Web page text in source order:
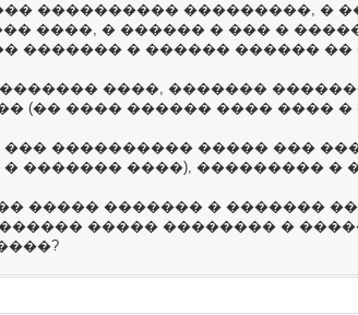
���������� ���������, �
����, � ������ � ��� �
������� � ������ ������
����, �������
(�� ���� ������ ���� ����
���������� ����� ���
������� ����), ��������� �
����� ������� � �������
����� �������� �